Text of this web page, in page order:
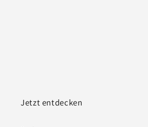
Jetzt entdecken